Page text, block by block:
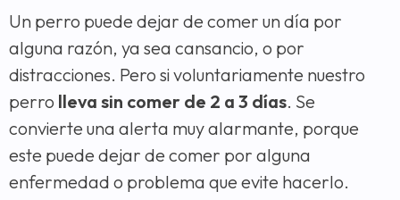
Un perro puede dejar de comer un día por
alguna razón, ya sea cansancio, o por
distracciones. Pero si voluntariamente nuestro
perro lleva sin comer de 2 a 3 días. Se
convierte una alerta muy alarmante, porque
este puede dejar de comer por alguna
enfermedad o problema que evite hacerlo.